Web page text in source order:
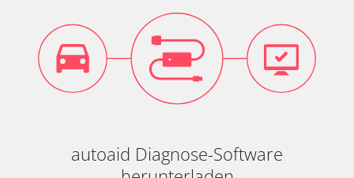
autoaid Diagnose-Software